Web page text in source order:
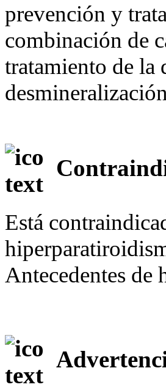
prevención y
combinación de
tratamiento de la
Está
Antecedentes de